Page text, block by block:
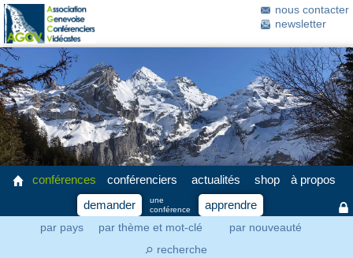
nous contacter
newsletter
conférences
par pays par thème et mot-clé par nouveauté
⚲ recherche
conférenciers actualités shop
à propos
demander
une
conférence
apprendre